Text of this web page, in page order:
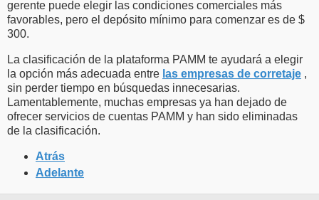
gerente puede elegir las condiciones comerciales más
favorables, pero el depósito mínimo para comenzar es de $
300.
La clasificación de la plataforma PAMM te ayudará a elegir
la opción más adecuada entre las empresas de corretaje ,
sin perder tiempo en búsquedas innecesarias.
Lamentablemente, muchas empresas ya han dejado de
ofrecer servicios de cuentas PAMM y han sido eliminadas
de la clasificación.
Atrás
Adelante